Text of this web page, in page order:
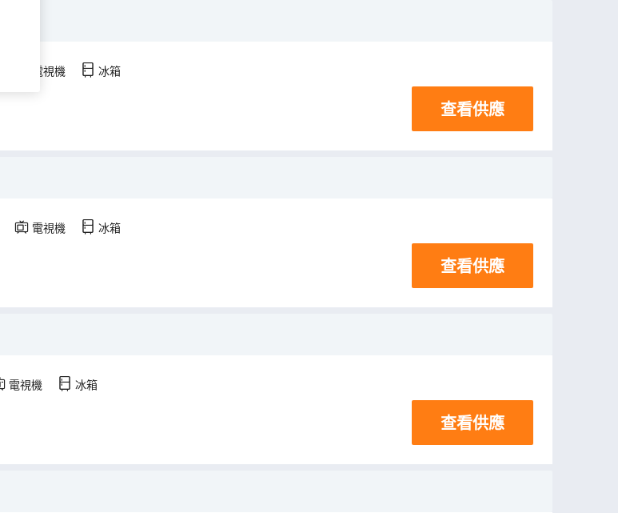
電視機 冰箱
查看供應
電視機 冰箱
查看供應
電視機 冰箱
查看供應